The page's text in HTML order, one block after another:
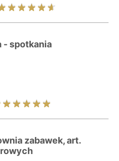
- spotkania
zabawek, art.